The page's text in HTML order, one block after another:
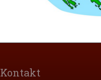
Kontakt